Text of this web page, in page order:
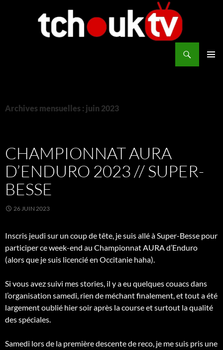
Archives mensuelles : juin 2023
CHAMPIONNAT AURA
D’ENDURO 2023 // SUPER-
BESSE
26 JUIN 2023
Inscris jeudi sur un coup de tête, je suis allé à Super-Besse pour
participer ce week-end au Championnat AURA d’Enduro
(alors que je suis licencié en Occitanie haha).
Si vous avez suivi mes stories, il y a eu quelques couacs dans
l’organisation samedi, rien de méchant finalement, et tout a été
largement oublié hier soir après la course et surtout la qualité
des spéciales.
Samedi lors de la première descente de reco, je me suis pris une